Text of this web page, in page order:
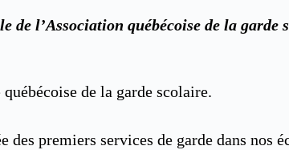
de l’Association québécoise de la garde
de la garde scolaire.
des premiers services de garde dans nos